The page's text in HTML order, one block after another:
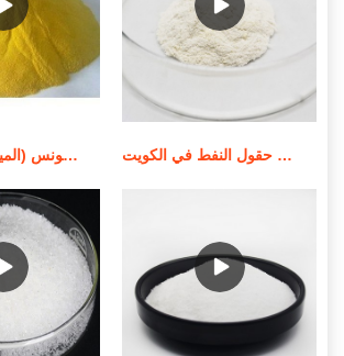
شركات وموردي معالجة المياه في تونس (المياه في السودان كيماويات معالجة المياه كيماويات حقول النفط في الكويت